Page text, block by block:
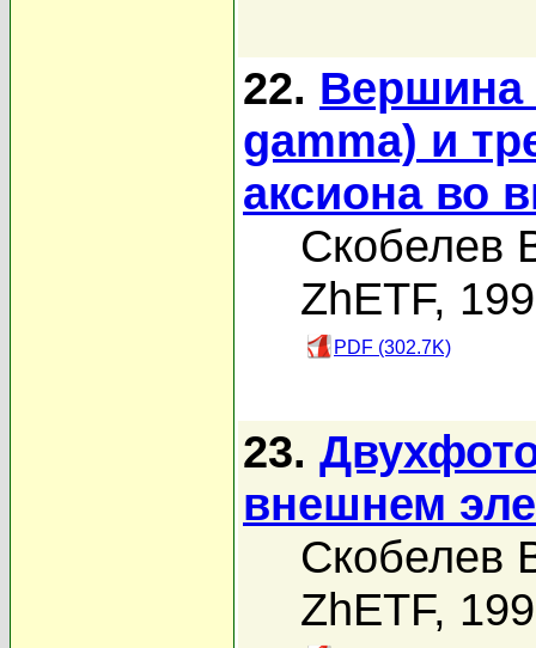
22. Вершина
gamma) и
аксиона во
Скобелев
ZhETF,
PDF (302.7K)
23.
внешнем
Скобелев
ZhETF,